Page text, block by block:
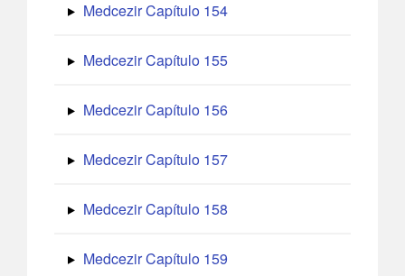
Medcezir Capítulo 154
Medcezir Capítulo 155
Medcezir Capítulo 156
Medcezir Capítulo 157
Medcezir Capítulo 158
Medcezir Capítulo 159